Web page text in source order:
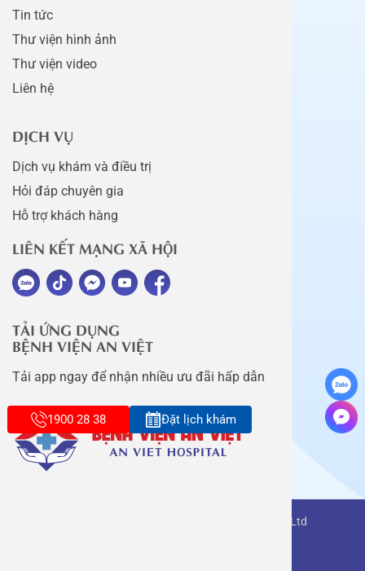
Tin tức
Thư viện hình ảnh
Thư viện video
Liên hệ
DỊCH VỤ
Dịch vụ khám và điều trị
Hỏi đáp chuyên gia
Hỗ trợ khách hàng
LIÊN KẾT MẠNG XÃ HỘI
TẢI ỨNG DỤNG
BỆNH VIỆN AN VIỆT
Tải app ngay để nhận nhiều ưu đãi hấp dẫn
Copyright belongs to An Viet Thang Long Co., Ltd
1900 28 38 Đặt lịch khám